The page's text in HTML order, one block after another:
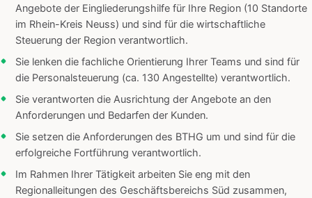
Angebote der Eingliederungshilfe für Ihre Region (10 Standorte
im Rhein-Kreis Neuss) und sind für die wirtschaftliche
Steuerung der Region verantwortlich.
Sie lenken die fachliche Orientierung Ihrer Teams und sind für
die Personalsteuerung (ca. 130 Angestellte) verantwortlich.
Sie verantworten die Ausrichtung der Angebote an den
Anforderungen und Bedarfen der Kunden.
Sie setzen die Anforderungen des BTHG um und sind für die
erfolgreiche Fortführung verantwortlich.
Im Rahmen Ihrer Tätigkeit arbeiten Sie eng mit den
Regionalleitungen des Geschäftsbereichs Süd zusammen,